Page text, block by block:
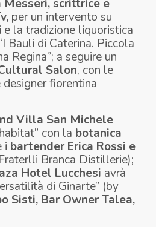
Messeri, scrittrice e
per un intervento su
e la tradizione liquoristica
Bauli di Caterina. Piccola
Regina”; a seguire un
Salon, con le
fiorentina
Villa San Michele
con la botanica
i bartender Erica Rossi e
Branca Distillerie);
Hotel Lucchesi avrà
di Ginarte” (by
Sisti, Bar Owner Talea,